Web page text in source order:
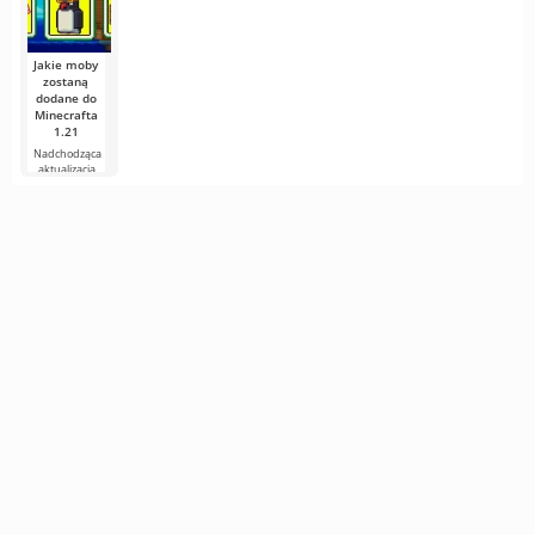
Jakie moby
zostaną
dodane do
Minecrafta
1.21
Nadchodząca
aktualizacja